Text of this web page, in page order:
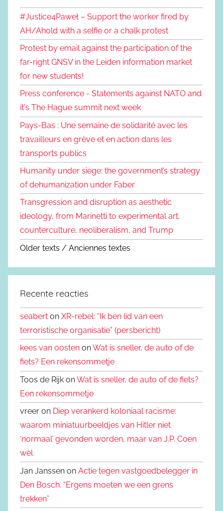
#Justice4Paweł – Support the worker fired by
AH/Ahold with a selfie or a chalk protest
Protest by email against the participation of the
far-right GNSV in the Leiden information market
for new students!
Press conference - Statements against NATO and
it's The Hague summit next week
Pays-Bas : Une semaine de solidarité avec les
travailleurs en grève et en action dans les
transports publics
Humanity under siege: the government’s strategy
of dehumanization under Faber
Transgression and disruption as aesthetic
ideology, from Marinetti to experimental art,
counterculture, neoliberalism, and Trump
Older texts / Anciennes textes
Recente reacties
seabert on XR-rebel: “Ik ben lid van een
terroristische organisatie” (persbericht)
kees van oosten onWat is sneller, de auto of de
fiets? Een rekensommetje
Toos de Rijk onWat is sneller, de auto of de fiets?
Een rekensommetje
vreer on Diep verankerd koloniaal racisme:
waarom miniatuurbeeldjes van Hitler niet
‘normaal’ gevonden worden, maar van J.P. Coen
wèl
Jan Janssen on Actie tegen vastgoedbelegger in
Den Bosch. “Ergens moeten we een grens
trekken”